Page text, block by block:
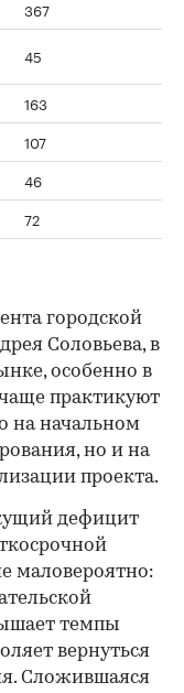
367
45
163
107
46
72
городской
Соловьева, в
особенно в
практикуют
на начальном
но и на
проекта.
дефицит
маловероятно:
темпы
вернуться
Сложившаяся